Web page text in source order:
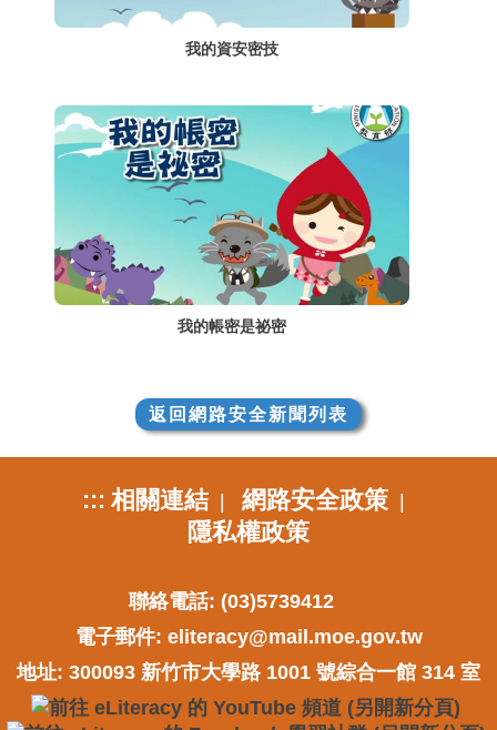
我的資安密技
我的帳密是祕密
返回網路安全新聞列表
::: 相關連結| 網路安全政策|
隱私權政策
聯絡電話: (03)5739412
電子郵件: eliteracy@mail.moe.gov.tw
地址: 300093 新竹市大學路 1001 號綜合一館 314 室